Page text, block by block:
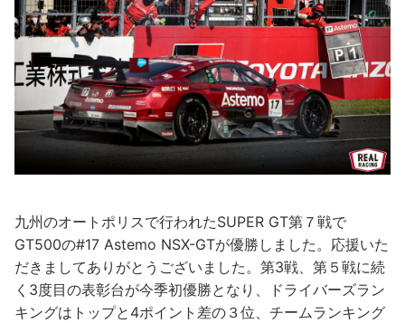
九州のオートポリスで行われたSUPER GT第７戦で
GT500の#17 Astemo NSX-GTが優勝しました。応援いた
だきましてありがとうございました。第3戦、第５戦に続
く3度目の表彰台が今季初優勝となり、ドライバーズラン
キングはトップと4ポイント差の３位、チームランキング